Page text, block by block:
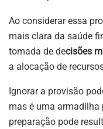
Ao considerar essa
mais clara da saúde
tomada de decisões
a alocação de
Ignorar a provisão
mas é uma armadilha
preparação pode